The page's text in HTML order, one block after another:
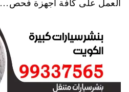
العمل على كافة أجهزة فحص…